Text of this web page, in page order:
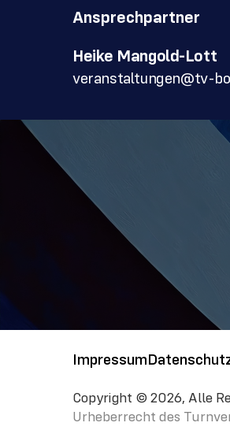
Ansprechpartner
Heike Mangold-Lott
veranstaltungen@tv-
Impressum
Copyright © 2026, Alle
Urheberrecht des